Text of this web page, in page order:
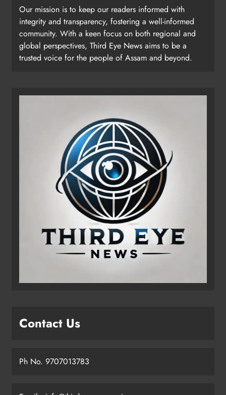
Our mission is to keep our readers informed with
integrity and transparency, fostering a well-informed
community. With a keen focus on both regional and
global perspectives, Third Eye News aims to be a
trusted voice for the people of Assam and beyond.
Contact Us
Ph No. 9707013783